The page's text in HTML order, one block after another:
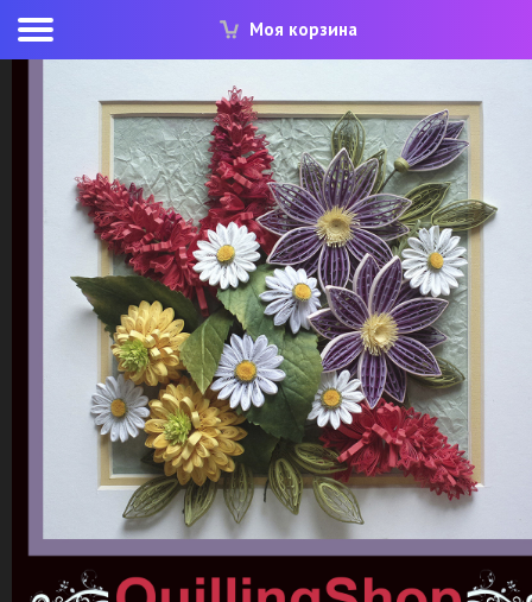
Моя корзина